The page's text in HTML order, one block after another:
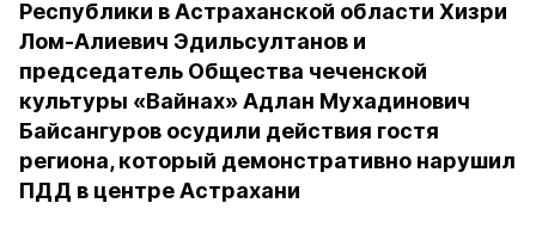
Республики в Астраханской области Хизри
Лом-Алиевич Эдильсултанов и
председатель Общества чеченской
культуры «Вайнах» Адлан Мухадинович
Байсангуров осудили действия гостя
региона, который демонстративно нарушил
ПДД в центре Астрахани